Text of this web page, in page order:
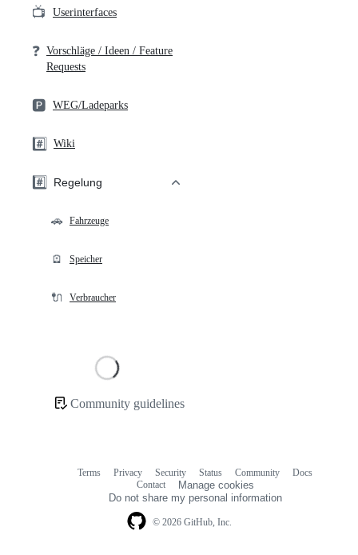
📺 Userinterfaces
❓ Vorschläge / Ideen / Feature
Requests
🅿️ WEG/Ladeparks
#️⃣ Wiki
#️⃣ Regelung
🚗 Fahrzeuge
🪫 Speicher
🔌 Verbraucher
Community guidelines
© 2026 GitHub, Inc.
Terms Privacy Security Status Community
Docs
Contact
Manage cookies
Do not share my personal information